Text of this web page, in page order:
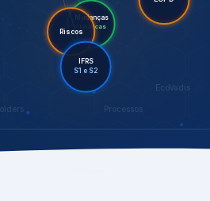
Processos
EcoVadis
Mudanças
Climáticas
Riscos
LGPD
IFRS
S1 e S2